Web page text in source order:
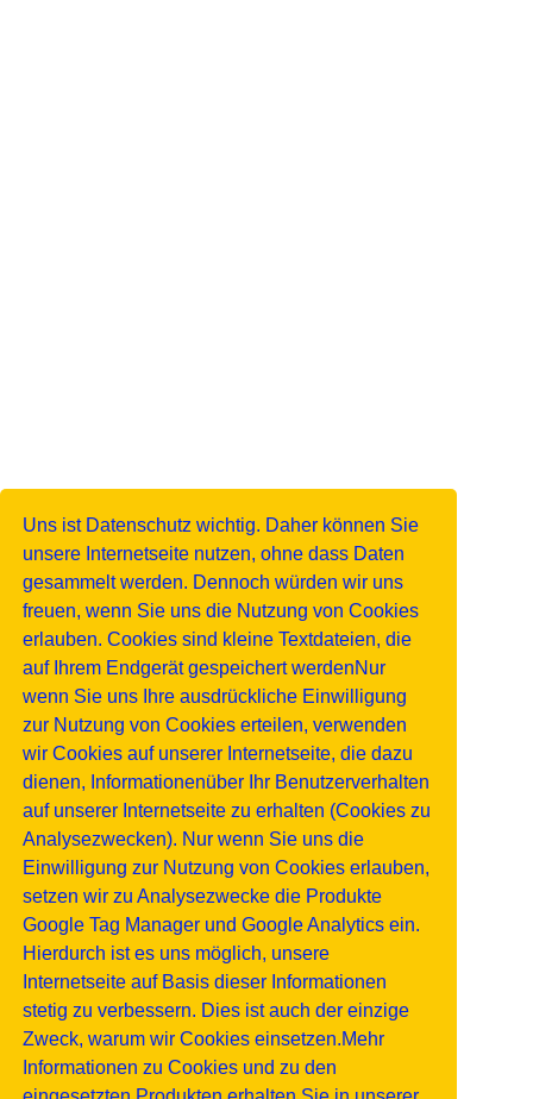
Uns ist Datenschutz wichtig. Daher können Sie
unsere Internetseite nutzen, ohne dass Daten
gesammelt werden. Dennoch würden wir uns
freuen, wenn Sie uns die Nutzung von Cookies
erlauben. Cookies sind kleine Textdateien, die
auf Ihrem Endgerät gespeichert werdenNur
wenn Sie uns Ihre ausdrückliche Einwilligung
zur Nutzung von Cookies erteilen, verwenden
wir Cookies auf unserer Internetseite, die dazu
dienen, Informationenüber Ihr Benutzerverhalten
auf unserer Internetseite zu erhalten (Cookies zu
Analysezwecken). Nur wenn Sie uns die
Einwilligung zur Nutzung von Cookies erlauben,
setzen wir zu Analysezwecke die Produkte
Google Tag Manager und Google Analytics ein.
Hierdurch ist es uns möglich, unsere
Internetseite auf Basis dieser Informationen
stetig zu verbessern. Dies ist auch der einzige
Zweck, warum wir Cookies einsetzen.Mehr
Informationen zu Cookies und zu den